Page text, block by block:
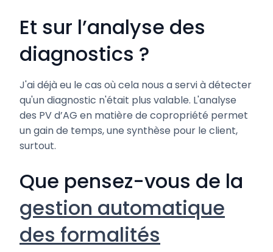
Et sur l’analyse des
diagnostics ?
J'ai déjà eu le cas où cela nous a servi à détecter
qu'un diagnostic n'était plus valable. L'analyse
des PV d’AG en matière de copropriété permet
un gain de temps, une synthèse pour le client,
surtout.
Que pensez-vous de la
gestion automatique
des formalités